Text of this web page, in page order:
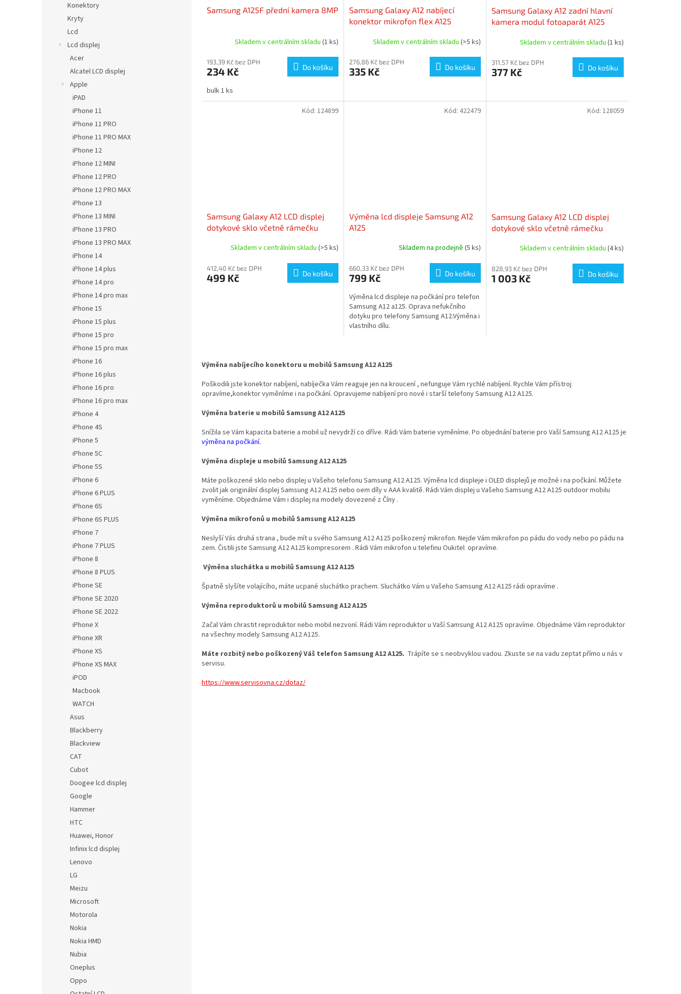
Konektory
Kryty
Lcd
Lcd displej
Acer
Alcatel LCD displej
Apple
iPAD
iPhone 11
iPhone 11 PRO
iPhone 11 PRO MAX
iPhone 12
iPhone 12 MINI
iPhone 12 PRO
iPhone 12 PRO MAX
iPhone 13
iPhone 13 MINI
iPhone 13 PRO
iPhone 13 PRO MAX
iPhone 14
iPhone 14 plus
iPhone 14 pro
iPhone 14 pro max
iPhone 15
iPhone 15 plus
iPhone 15 pro
iPhone 15 pro max
iPhone 16
iPhone 16 plus
iPhone 16 pro
iPhone 16 pro max
iPhone 4
iPhone 4S
iPhone 5
iPhone 5C
iPhone 5S
iPhone 6
iPhone 6 PLUS
iPhone 6S
iPhone 6S PLUS
iPhone 7
iPhone 7 PLUS
iPhone 8
iPhone 8 PLUS
iPhone SE
iPhone SE 2020
iPhone SE 2022
iPhone X
iPhone XR
iPhone XS
iPhone XS MAX
iPOD
Macbook
WATCH
Asus
Blackberry
Blackview
CAT
Cubot
Doogee lcd displej
Google
Hammer
HTC
Huawei, Honor
Infinix lcd displej
Lenovo
LG
Meizu
Microsoft
Motorola
Nokia
Nokia HMD
Nubia
Oneplus
Oppo
Samsung A125F přední kamera 8MP
Skladem v centrálním skladu (1 ks)
193,39 Kč bez DPH
234 Kč Do košíku
bulk 1 ks
Samsung Galaxy A12 nabíjecí
konektor mikrofon flex A125
Skladem v centrálním skladu (>5 ks)
276,86 Kč bez DPH
335 Kč Do košíku
Samsung Galaxy A12 zadní hlavní
kamera modul fotoaparát A125
Skladem v centrálním skladu (1 ks)
311,57 Kč bez DPH
377 Kč Do košíku
Samsung Galaxy A12 LCD displej
dotykové sklo včetně rámečku
Skladem v centrálním skladu (>5 ks)
412,40 Kč bez DPH
499 Kč Do košíku
Kód: 124899
Výměna lcd displeje Samsung A12
A125
Skladem na prodejně (5 ks)
660,33 Kč bez DPH
799 Kč Do košíku
Výměna lcd displeje na počkání pro telefon
Samsung A12 a125. Oprava nefukčního
dotyku pro telefony Samsung A12.Výměna i
vlastního dílu.
Kód: 422479
Samsung Galaxy A12 LCD displej
dotykové sklo včetně rámečku
Skladem v centrálním skladu (4 ks)
828,93 Kč bez DPH
1 003 Kč Do košíku
Kód: 128059
á
d
a
r
ý
p
Výměna nabíjecího konektoru u mobilů Samsung A12 A125
Poškodili jste konektor nabíjení, nabíječka Vám reaguje jen na kroucení , nefunguje Vám rychlé nabíjení. Rychle Vám přístroj
opravíme,konektor vyměníme i na počkání. Opravujeme nabíjení pro nové i starší telefony Samsung A12 A125.
Výměna baterie u mobilů Samsung A12 A125
Snížila se Vám kapacita baterie a mobil už nevydrží co dříve. Rádi Vám baterie vyměníme. Po objednání baterie pro Vaší Samsung A12 A125 je
výměna na počkání.
Výměna displeje u mobilů Samsung A12 A125
Máte poškozené sklo nebo displej u Vašeho telefonu Samsung A12 A125. Výměna lcd displeje i OLED displejů je možné i na počkání. Můžete
zvolit jak originální displej Samsung A12 A125 nebo oem díly v AAA kvalitě. Rádi Vám displej u Vašeho Samsung A12 A125 outdoor mobilu
vyměníme. Objednáme Vám i displej na modely dovezené z Číny .
Výměna mikrofonů u mobilů Samsung A12 A125
Neslyší Vás druhá strana , bude mít u svého Samsung A12 A125 poškozený mikrofon. Nejde Vám mikrofon po pádu do vody nebo po pádu na
zem. Čistili jste Samsung A12 A125 kompresorem . Rádi Vám mikrofon u telefinu Oukitel opravíme.
Výměna sluchátka u mobilů Samsung A12 A125
Špatně slyšíte volajícího, máte ucpané sluchátko prachem. Sluchátko Vám u Vašeho Samsung A12 A125 rádi opravíme .
Výměna reproduktorů u mobilů Samsung A12 A125
Začal Vám chrastit reproduktor nebo mobil nezvoní. Rádi Vám reproduktor u Vaší Samsung A12 A125 opravíme. Objednáme Vám reproduktor
na všechny modely Samsung A12 A125.
Máte rozbitý nebo poškozený Váš telefon Samsung A12 A125. Trápíte se s neobvyklou vadou. Zkuste se na vadu zeptat přímo u nás v
servisu.
https://www.servisovna.cz/dotaz/